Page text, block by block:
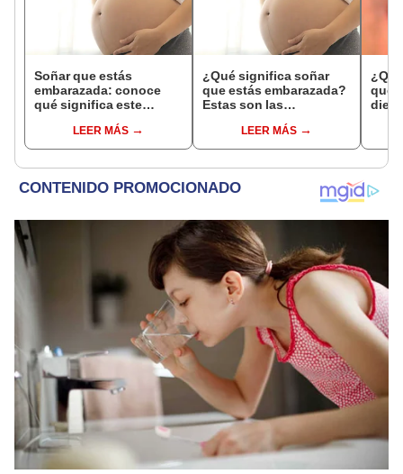
Soñar que estás
embarazada: conoce
qué significa este
LEER MÁS
¿Qué significa soñar
que estás embarazada?
Estas son las
comunesLEER MÁS
que